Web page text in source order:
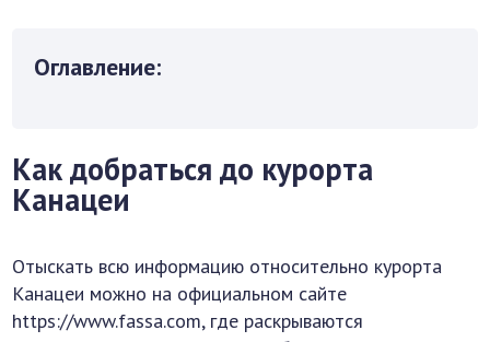
Оглавление:
Как добраться до курорта
Канацеи
Отыскать всю информацию относительно курорта
Канацеи можно на официальном сайте
https://www.fassa.com, где раскрываются